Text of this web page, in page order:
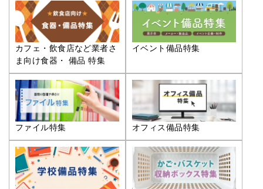
カフェ・飲食店など業者さ
ま向け食器・ 備品 特集
イベント備品特集
ファイル特集 オフィス備品特集